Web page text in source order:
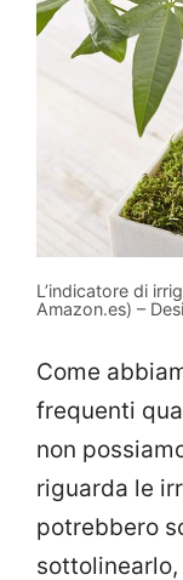
L’indicatore di
Amazon.es) –
Come
frequenti
non
riguarda le
potrebbero
sottolinearlo,